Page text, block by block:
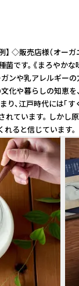
店様（オ
。 《ま
乳アレル
らしの
戸時代に
す。 し
ると信じています。